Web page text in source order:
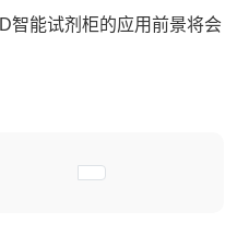
智能试剂柜的应用前景将会
能试剂柜成为实验室危化品
下一篇文章: RFID